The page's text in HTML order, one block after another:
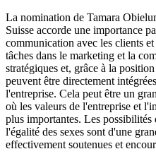
La nomination de Tamara
Suisse accorde une importance
communication avec les clients
tâches dans le marketing et la
stratégiques et, grâce à la
peuvent être directement
l'entreprise. Cela peut être un
où les valeurs de l'entreprise et
plus importantes. Les possibilités
l'égalité des sexes sont d'une
effectivement soutenues et